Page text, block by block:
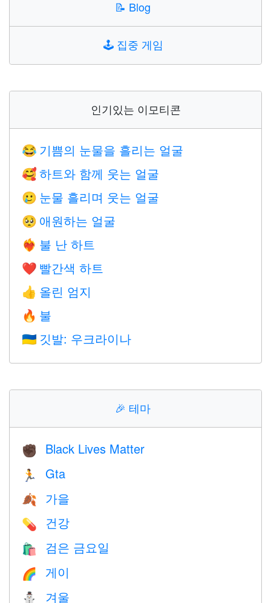
📝 Blog
🕹️ 집중 게임
인기있는 이모티콘
😂 기쁨의 눈물을 흘리는 얼굴
🥰 하트와 함께 웃는 얼굴
🥲 눈물 흘리며 웃는 얼굴
🥺 애원하는 얼굴
❤️‍🔥 불 난 하트
❤️ 빨간색 하트
👍 올린 엄지
🔥 불
🇺🇦 깃발: 우크라이나
🎉 테마
✊🏿 Black Lives Matter
🏃 Gta
🍂 가을
💊 건강
🛍 검은 금요일
🌈 게이
⛄ 겨울